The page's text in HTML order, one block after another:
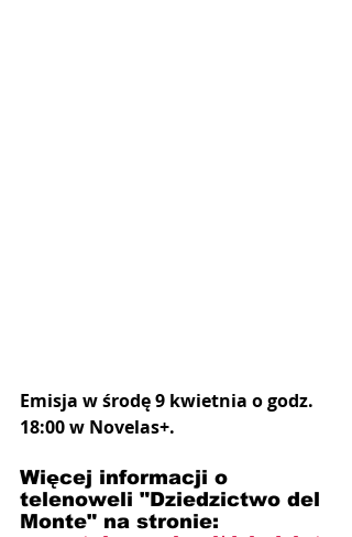
Emisja w środę 9 kwietnia o godz.
18:00 w Novelas+.
Więcej informacji o
telenoweli "Dziedzictwo del
Monte" na stronie: